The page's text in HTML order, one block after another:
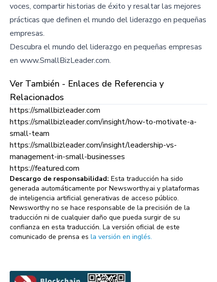
voces, compartir historias de éxito y resaltar las mejores
prácticas que definen el mundo del liderazgo en pequeñas
empresas.
Descubra el mundo del liderazgo en pequeñas empresas
en www.SmallBizLeader.com.
Ver También - Enlaces de Referencia y
Relacionados
https://smallbizleader.com
https://smallbizleader.com/insight/how-to-motivate-a-
small-team
https://smallbizleader.com/insight/leadership-vs-
management-in-small-businesses
https://featured.com
Descargo de responsabilidad: Esta traducción ha sido
generada automáticamente por Newsworthy.ai y plataformas
de inteligencia artificial generativas de acceso público.
Newsworthy no se hace responsable de la precisión de la
traducción ni de cualquier daño que pueda surgir de su
confianza en esta traducción. La versión oficial de este
comunicado de prensa es la versión en inglés.